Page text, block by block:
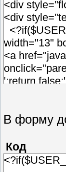
<div
<div
width="13"
<a
';return
</div>
<div
В форму
Код